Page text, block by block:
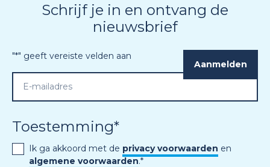
Schrijf je in en ontvang de
nieuwsbrief
"*" geeft vereiste velden aan
Toestemming*
Ik ga akkoord met de privacy voorwaarden en
algemene voorwaarden.*